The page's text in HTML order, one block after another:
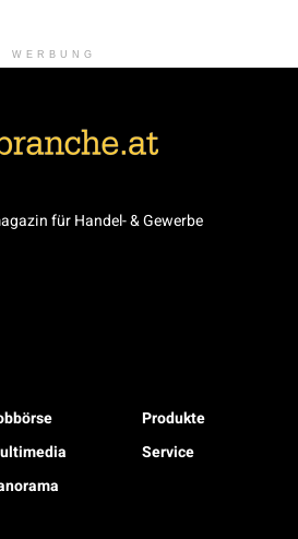
WERBUNG
für Handel- & Gewerbe
Produkte
Service